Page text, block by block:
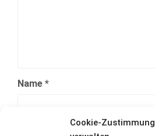
Cookie-Zustimmung
Name *
E-Mail-Adresse*